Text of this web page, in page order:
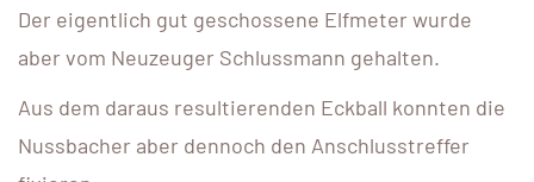
Der eigentlich gut geschossene Elfmeter wurde
aber vom Neuzeuger Schlussmann gehalten.
Aus dem daraus resultierenden Eckball konnten die
Nussbacher aber dennoch den Anschlusstreffer